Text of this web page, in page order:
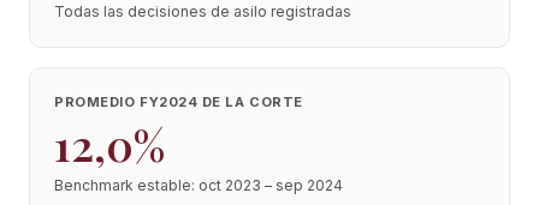
Todas las decisiones de asilo registradas
PROMEDIO FY2024 DE LA CORTE
12,0%
Benchmark estable: oct 2023 – sep 2024